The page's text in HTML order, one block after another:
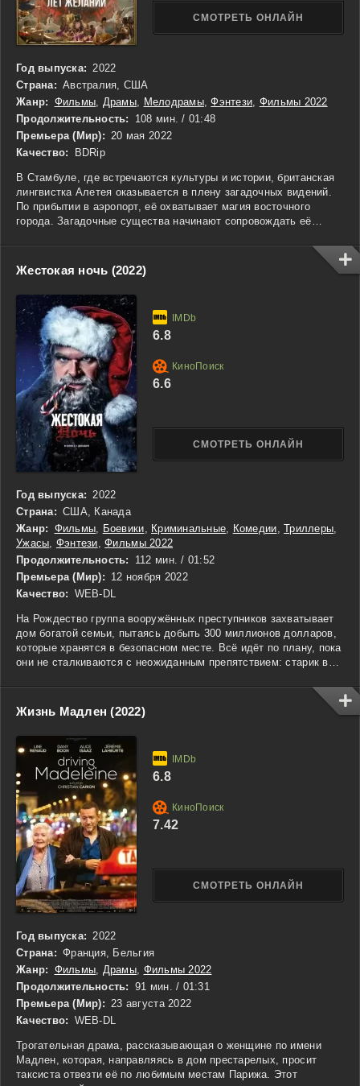
Год выпуска: 2022
Страна: Австралия, США
Жанр: Фильмы Драмы, Мелодрамы,Фэнтези Фильмы 2022
Продолжительность:
108 мин. / 01:48
Премьера (Мир): 20 мая 2022
Качество:
BDRip
В Стамбуле, где встречаются культуры и истории, британская
лингвистка Алетея оказывается в плену загадочных видений.
По прибытии в аэропорт, её охватывает магия восточного
города. Загадочные существа начинают сопровождать её
сувенирных лавок Алетея находит стеклянную бутылочку и,
пытаясь очистить её, неожиданно пробуждает джинна,
обитающего внутри. Вместо того чтобы сразу загадать три
желания, она решает узнать его судьбу.
Джинн делится со странницей историями о своих прошлых
владельцах, о надеждах и разочарованиях, о поисках свободы.
Постепенно они погружаются в диалог, наполненный глубокими
размышлениями о желаниях и их последствиях. Алетея
осознает, что каждое желание несет в себе не только
стремление к счастью, но и неизбежные риски. Их встреча
становится не просто магическим опытом, а важным уроком о
внутреннем мире и истиной природе желаний, открывая двери
в таинственный мир, где каждая история имеет своё значение.
СМОТРЕТЬ ОНЛАЙН
Жестокая ночь (2022)
Год выпуска: 2022
Страна: США, Канада
Жанр: Фильмы Боевики Криминальные Комедии ,Триллеры
Ужасы Фэнтези ,Фильмы 2022
Продолжительность:
112 мин. / 01:52
Премьера (Мир): 12 ноября 2022
Качество: WEB-DL
На Рождество группа вооружённых преступников захватывает
дом богатой семьи, пытаясь добыть 300 миллионов долларов,
которые хранятся в безопасном месте. Всё идёт по плану, пока
они не сталкиваются с неожиданным препятствием: старик в
весьма мрачными намерениями. Санта-Клаус, которого все
считали мифом, оказывается настоящим человеком с
непростой историей. Оказавшись в нужное время и в нужном
месте, он решает не просто спасти семью, а устроить
настоящую кровавую расправу с теми, кто пытается разрушить
праздник. В этой ночи Santa не дарит подарков, а мстительно
наказывает тех, кто нарушает мир и покой.
СМОТРЕТЬ ОНЛАЙН
6.8
6.6
Жизнь Мадлен (2022)
Год выпуска: 2022
Страна: Франция, Бельгия
Жанр: Фильмы Драмы, Фильмы 2022
Продолжительность: 91 мин. / 01:31
Премьера (Мир): 23 августа 2022
Качество: WEB-DL
Трогательная драма, рассказывающая о женщине по имени
Мадлен, которая, направляясь в дом престарелых, просит
таксиста отвезти её по любимым местам Парижа. Этот
СМОТРЕТЬ ОНЛАЙН
6.8
7.42